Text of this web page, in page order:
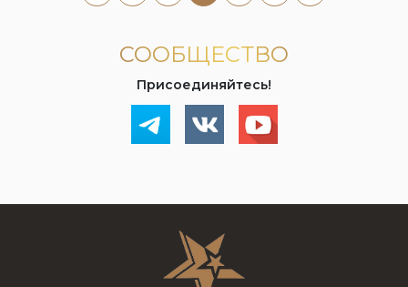
СООБЩЕСТВО
Присоединяйтесь!